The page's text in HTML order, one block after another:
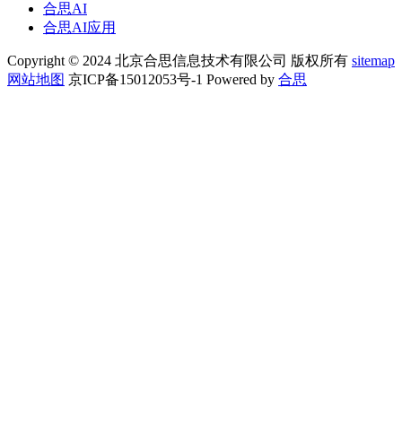
合思AI
合思AI应用
Copyright © 2024 北京合思信息技术有限公司 版权所有 sitemap
网站地图 京ICP备15012053号-1 Powered by 合思